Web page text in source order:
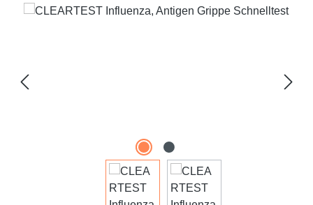
Bildergalerie überspringen